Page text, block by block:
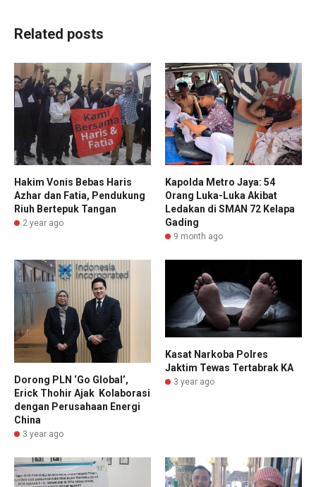
Related posts
Hakim Vonis Bebas Haris
Azhar dan Fatia, Pendukung
Riuh Bertepuk Tangan
2 year ago
Kapolda Metro Jaya: 54
Orang Luka-Luka Akibat
Ledakan di SMAN 72 Kelapa
Gading
9 month ago
Dorong PLN ‘Go Global’,
Erick Thohir Ajak Kolaborasi
dengan Perusahaan Energi
China
3 year ago
Kasat Narkoba Polres
Jaktim Tewas Tertabrak KA
3 year ago